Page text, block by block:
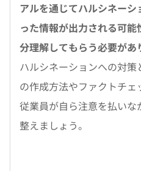
アルを通じてハルシネー
った情報が出力される可
分理解してもらう必要があ
ハルシネーションへの対
の作成方法やファクトチェ
従業員が自ら注意を払い
整えましょう。